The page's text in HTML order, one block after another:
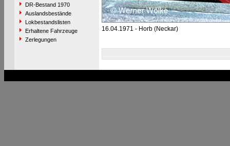
DR-Bestand 1970
Auslandsbestände
Lokbestandslisten
Erhaltene Fahrzeuge
Zerlegungen
16.04.1971 - Horb (Neckar)